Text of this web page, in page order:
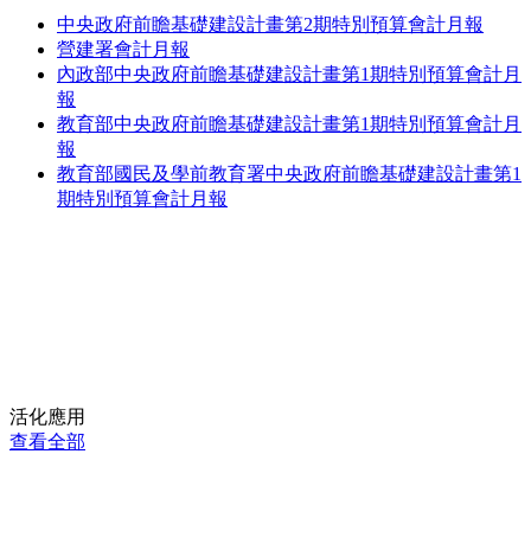
中央政府前瞻基礎建設計畫第2期特別預算會計月報
營建署會計月報
內政部中央政府前瞻基礎建設計畫第1期特別預算會計月
報
教育部中央政府前瞻基礎建設計畫第1期特別預算會計月
報
教育部國民及學前教育署中央政府前瞻基礎建設計畫第1
期特別預算會計月報
活化應用
查看全部